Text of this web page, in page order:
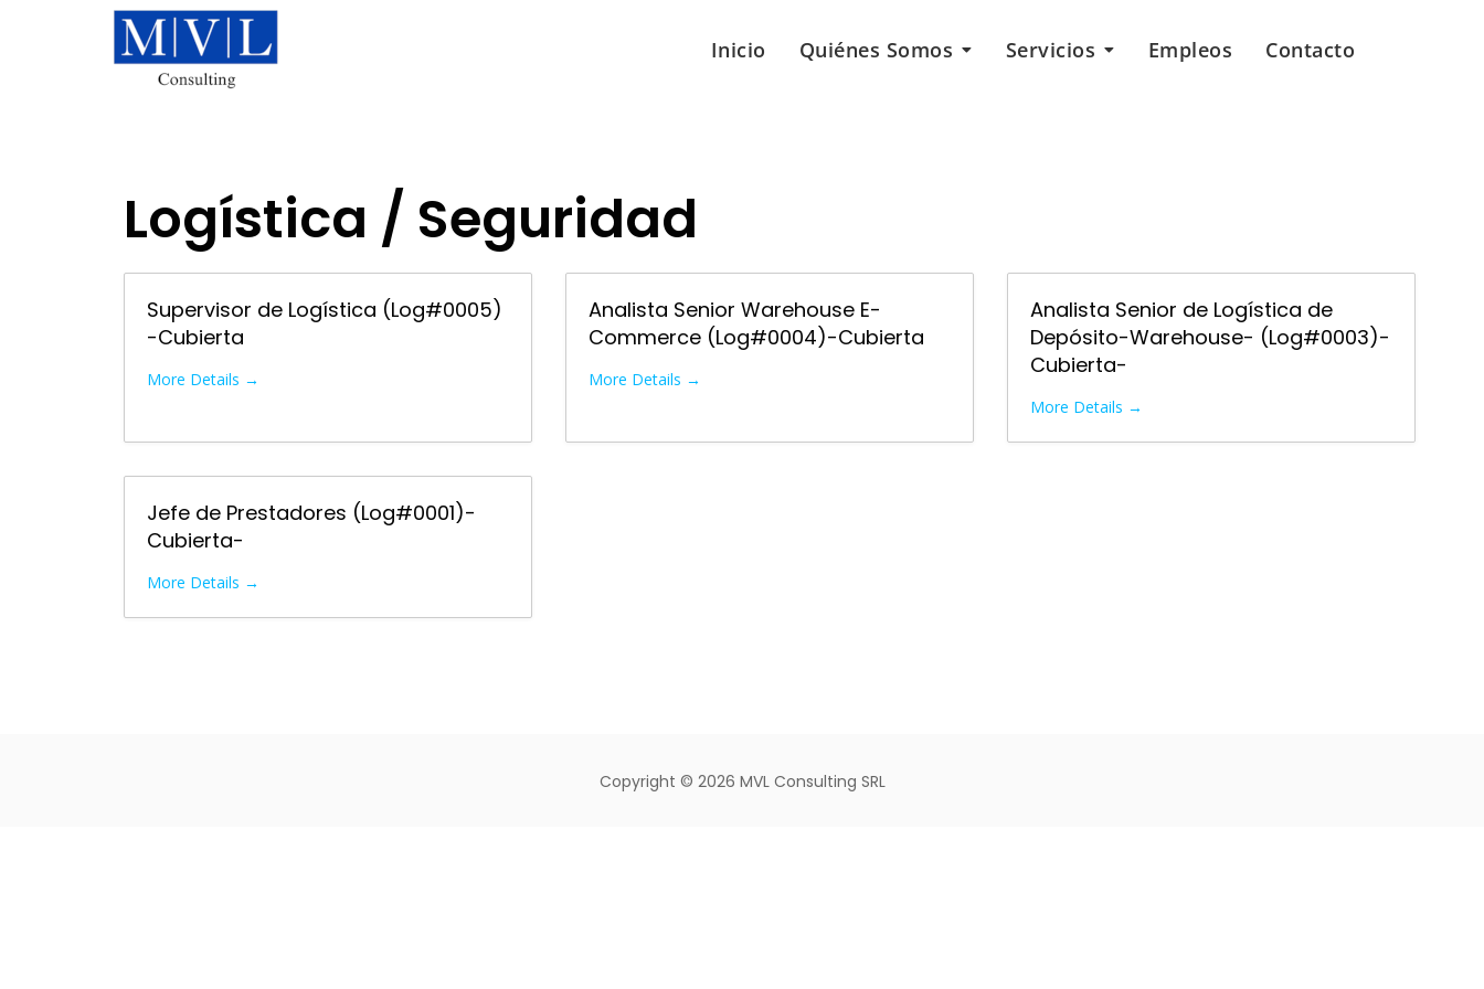
Inicio Quiénes Somos Servicios Empleos Contacto
Logística / Seguridad
Supervisor de Logística (Log#0005)
-Cubierta
More Details
Analista Senior Warehouse E-
Commerce (Log#0004)-Cubierta
More Details
Analista Senior de Logística de
Depósito-Warehouse- (Log#0003)-
Cubierta-
More Details
Jefe de Prestadores (Log#0001)-
Cubierta-
More Details
Copyright © 2026 MVL Consulting SRL